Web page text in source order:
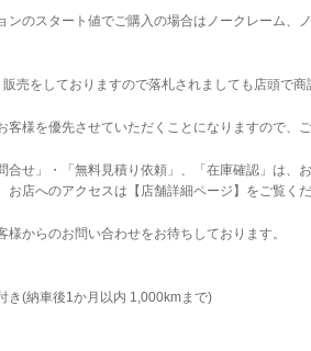
のスタート値でご購入の場合はノークレーム、
売をしておりますので落札されましても店頭で商
客様を優先させていただくことになりますので、ご
合せ」・「無料見積り依頼」、「在庫確認」は、
店へのアクセスは【店舗詳細ページ】をご覧くだ
様からのお問い合わせをお待ちしております。
き(納車後1か月以内 1,000kmまで)